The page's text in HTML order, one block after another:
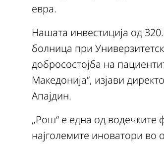
евра.
Нашата инвестиција од
болница при
добросостојба на
Македонија“, изјави
Апајдин.
„Рош“ е една од
најголемите иноватори во